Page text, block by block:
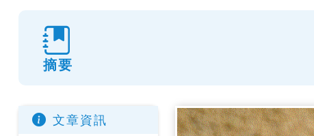
摘要
文章資訊